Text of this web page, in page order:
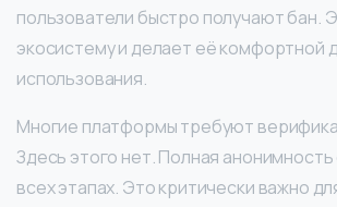
пользователи быстро получают бан.
экосистему и делает её комфортной
использования.
Многие платформы требуют
Здесь этого нет. Полная
всех этапах. Это критически важно